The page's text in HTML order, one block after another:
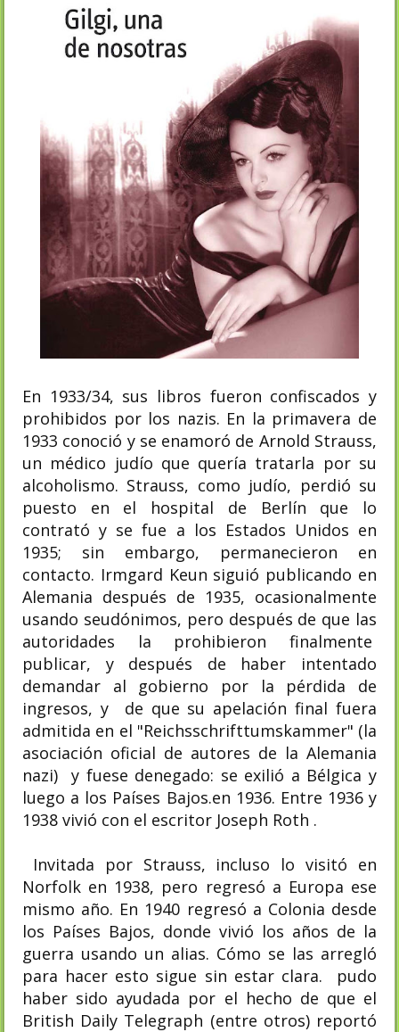
En 1933/34, sus libros fueron confiscados y
prohibidos por los nazis. En la primavera de
1933 conoció y se enamoró de Arnold Strauss,
un médico judío que quería tratarla por su
alcoholismo. Strauss, como judío, perdió su
puesto en el hospital de Berlín que lo
contrató y se fue a los Estados Unidos en
1935; sin embargo, permanecieron en
contacto. Irmgard Keun siguió publicando en
Alemania después de 1935, ocasionalmente
usando seudónimos, pero después de que las
autoridades la prohibieron finalmente
publicar, y después de haber intentado
demandar al gobierno por la pérdida de
ingresos, y de que su apelación final fuera
admitida en el "Reichsschrifttumskammer" (la
asociación oficial de autores de la Alemania
nazi) y fuese denegado: se exilió a Bélgica y
luego a los Países Bajos.en 1936. Entre 1936 y
1938 vivió con el escritor Joseph Roth .
Invitada por Strauss, incluso lo visitó en
Norfolk en 1938, pero regresó a Europa ese
mismo año. En 1940 regresó a Colonia desde
los Países Bajos, donde vivió los años de la
guerra usando un alias. Cómo se las arregló
para hacer esto sigue sin estar clara. pudo
haber sido ayudada por el hecho de que el
British Daily Telegraph (entre otros) reportó